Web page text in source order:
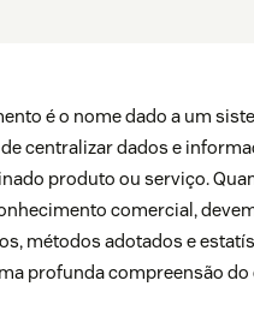
é o nome dado a um
centralizar dados e
produto ou serviço.
comercial,
métodos adotados e
profunda compreensão do